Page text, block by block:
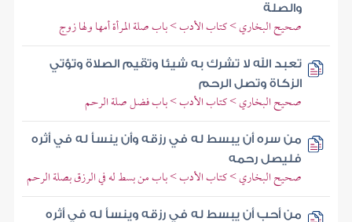
والصلة
صحيح البخاري > كتاب الأدب > باب صلة المرأة أمها ولها زوج
تعبد الله لا تشرك به شيئا وتقيم الصلاة وتؤتي
الزكاة وتصل الرحم
صحيح البخاري > كتاب الأدب > باب فضل صلة الرحم
من سره أن يبسط له في رزقه وأن ينسأ له في أثره
فليصل رحمه
صحيح البخاري > كتاب الأدب > باب من بسط له في الرزق بصلة الرحم
من أحب أن يبسط له في رزقه وينسأ له في أثره